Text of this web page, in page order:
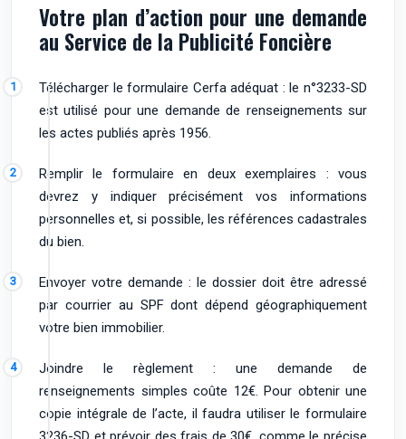
Votre plan d’action pour une demande
au Service de la Publicité Foncière
Télécharger le formulaire Cerfa adéquat : le n°3233-SD
est utilisé pour une demande de renseignements sur
les actes publiés après 1956.
Remplir le formulaire en deux exemplaires : vous
devrez y indiquer précisément vos informations
personnelles et, si possible, les références cadastrales
du bien.
Envoyer votre demande : le dossier doit être adressé
par courrier au SPF dont dépend géographiquement
votre bien immobilier.
Joindre le règlement : une demande de
renseignements simples coûte 12€. Pour obtenir une
copie intégrale de l’acte, il faudra utiliser le formulaire